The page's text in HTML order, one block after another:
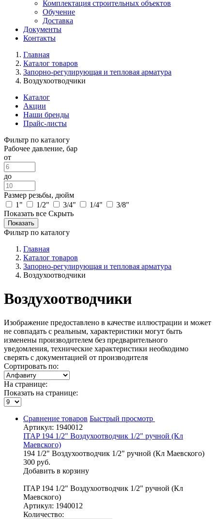
Комплектация строительных объектов
Обучение
Доставка
Документы
Контакты
Главная
Каталог товаров
Запорно-регулирующая и тепловая арматура
Воздухоотводчики
Каталог
Акции
Наши бренды
Прайс-листы
Фильтр по каталогу
Рабочее давление, бар
от
до
Размер резьбы, дюйм
1"
1/2" 3/4" 1/4"
3/8"
Показать все Скрыть
Фильтр по каталогу
Главная
Каталог товаров
Запорно-регулирующая и тепловая арматура
Воздухоотводчики
Воздухоотводчики
Изображение предоставлено в качестве иллюстрации и может
не совпадать с реальным, характеристики могут быть
изменены производителем без предварительного
уведомления, технические характеристики необходимо
сверять с документацией от производителя
Сортировать по:
На странице:
Показать на странице:
Сравнение товаров Быстрый просмотр
Артикул: 1940012
ITAP 194 1/2" Воздухоотводчик 1/2" ручной (Кл
Маевского)
194 1/2" Воздухоотводчик 1/2" ручной (Кл Маевского)
300 руб.
Добавить в корзину
ITAP 194 1/2" Воздухоотводчик 1/2" ручной (Кл
Маевского)
Артикул: 1940012
Количество: